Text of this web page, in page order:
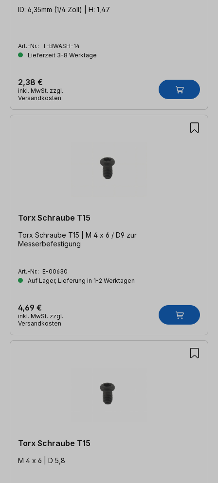
ID: 6,35mm (1/4 Zoll) | H: 1,47
Art.-Nr.: T-BWASH-14
Lieferzeit 3-8 Werktage
2,38 €
inkl. MwSt. zzgl.
Versandkosten
Torx Schraube T15
Torx Schraube T15 | M 4 x 6 / D9 zur
Messerbefestigung
Art.-Nr.: E-00630
Auf Lager, Lieferung in 1-2 Werktagen
4,69 €
inkl. MwSt. zzgl.
Versandkosten
Torx Schraube T15
M 4 x 6 | D 5,8